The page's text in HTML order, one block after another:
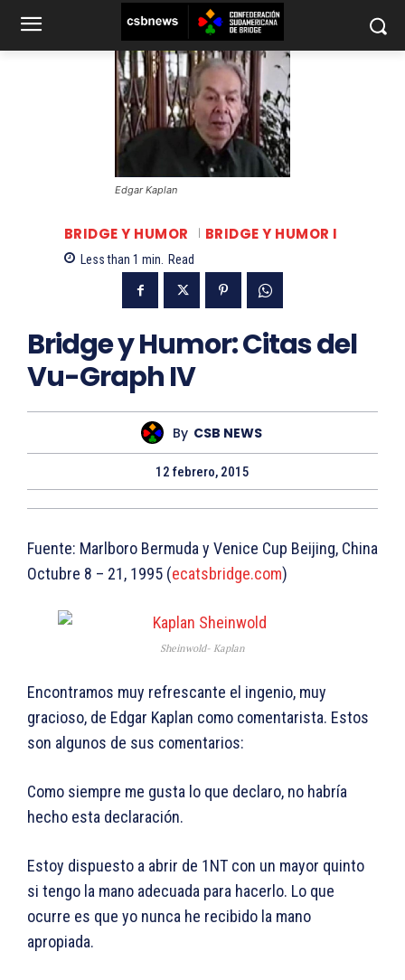
Edgar Kaplan
BRIDGE Y HUMOR BRIDGE Y HUMOR I
Less than 1 min. Read
Bridge y Humor: Citas del
Vu-Graph IV
By CSB NEWS
12 febrero, 2015
Fuente: Marlboro Bermuda y Venice Cup Beijing, China
Octubre 8 – 21, 1995 (ecatsbridge.com)
Sheinwold- Kaplan
Encontramos muy refrescante el ingenio, muy
gracioso, de Edgar Kaplan como comentarista. Estos
son algunos de sus comentarios:
Como siempre me gusta lo que declaro, no habría
hecho esta declaración.
Estoy dispuesto a abrir de 1NT con un mayor quinto
si tengo la mano adecuada para hacerlo. Lo que
ocurre es que yo nunca he recibido la mano
apropiada.